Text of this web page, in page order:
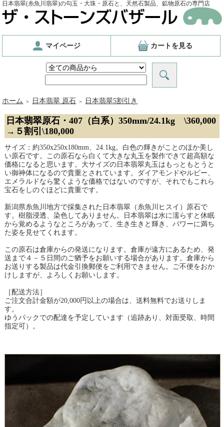
日本翡翠(糸魚川翡翠)の勾玉・大珠・原石と、天然石製品、鉱物原石の専門店
マイページ カートを見る
ホーム ＞ 日本翡翠 原石 ＞ 日本翡翠5割引き
日本翡翠原石・407（白系）350mm/24.1kg \360,000
→５割引\180,000
サイズ：約350x250x180mm、24.1kg。白色の輝きがことのほか美し
い原石です。この原石なら白くて大きな丸玉を製作できて超高額な
価格になると思います。大サイズの日本翡翠丸玉はもっともとうと
い御神体になるので貴重とされています。ダイアモンドやルビー、
エメラルドなら驚くような価格ではないのですが、それでもこれら
宝石をしのぐほどに貴重です。
新潟県糸魚川地方で採集された日本翡翠（糸魚川ヒスイ）原石で
す。樹脂浸透、染色してありません。日本翡翠は水に濡らすと休眠
から覚めるようなところがあって、生き生きと輝き、パワーに満ち
た姿を見せてくれます。
この原石は倉庫からの発送になります。倉庫が遠方にあるため、発
送まで４－５日間のご猶予をお願いする場合があります。倉庫から
お送りする製品は代金引換郵便をご利用できません。ご不便をおか
けしますが、よろしくお願いします。
［配送方法］
ご注文合計金額が20,000円以上の場合は、送料無料でお送りしま
す。
ゆうパックでの配達を予定しています（追跡あり、対面受取、時間
指定可）。